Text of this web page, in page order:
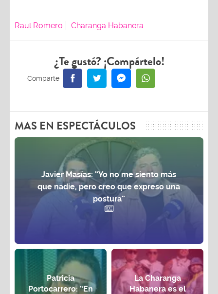
Raul Romero Charanga Habanera
¿Te gustó? ¡Compártelo!
MAS EN ESPECTÁCULOS
Javier Masías: “Yo no me siento más
que nadie, pero creo que expreso una
postura”
Patricia
Portocarrero: “En
La Charanga
Habanera es el